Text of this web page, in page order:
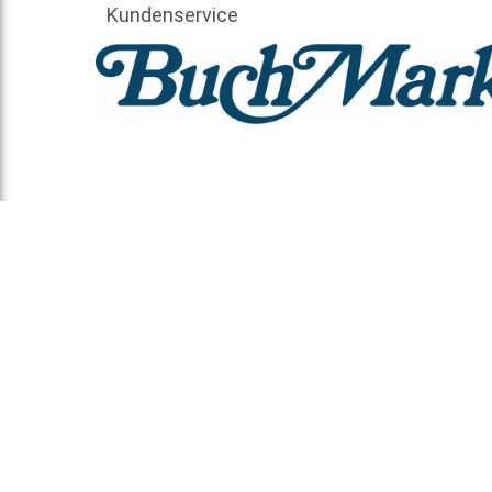
Kundenservice